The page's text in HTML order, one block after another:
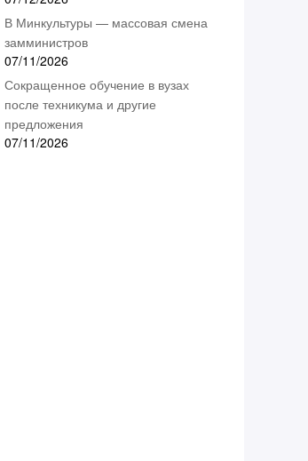
В Минкультуры — массовая смена
замминистров
07/11/2026
Сокращенное обучение в вузах
после техникума и другие
предложения
07/11/2026